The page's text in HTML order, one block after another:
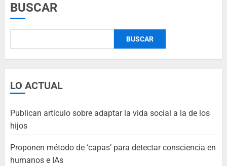
BUSCAR
BUSCAR
LO ACTUAL
Publican artículo sobre adaptar la vida social a la de los
hijos
Proponen método de ‘capas’ para detectar consciencia en
humanos e IAs